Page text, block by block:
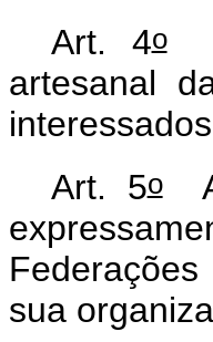
Art. 4oÉ
artesanal
Art. 5o
sua